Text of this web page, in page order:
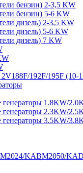
бензин) 2-3,5 KW
бензин) 5-6 KW
дизель) 2-3,5 KW
дизель) 5-6 KW
дизель) 7 KW
2V188F/192F/195F (10-
генераторы 1.8KW/
генераторы 2.3KW/
генераторы 3.5KW/
KABM2050/